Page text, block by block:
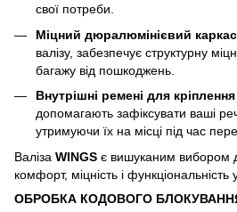
свої потреби.
Міцний дюралюмінієвий
валізу, забезпечує структурну
багажу від пошкоджень.
Внутрішні ремені для
допомагають зафіксувати ваші
утримуючи їх на місці під час
Валіза WINGS є вишуканим вибором
комфорт, міцність і функціональність
ОБРОБКА КОДОВОГО